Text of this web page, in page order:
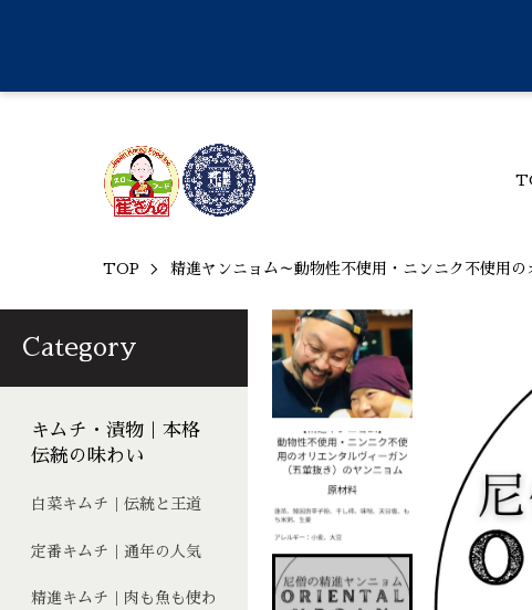
Category
キムチ・漬物｜本格
伝統の味わい
白菜キムチ｜伝統と王道
定番キムチ｜通年の人気
精進キムチ｜肉も魚も使わ
TOP 精進ヤンニョム～動物性不使用・ニンニク不使用